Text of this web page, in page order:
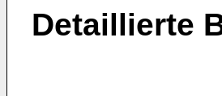
Detaillierte